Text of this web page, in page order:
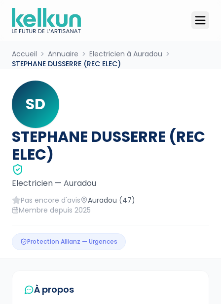
Accueil Annuaire
Electricien à Auradou
STEPHANE DUSSERRE (REC ELEC)
SD
STEPHANE DUSSERRE (REC
ELEC)
Electricien — Auradou
Pas encore d'avis Auradou (47)
Membre depuis 2025
Protection Allianz — Urgences
À propos